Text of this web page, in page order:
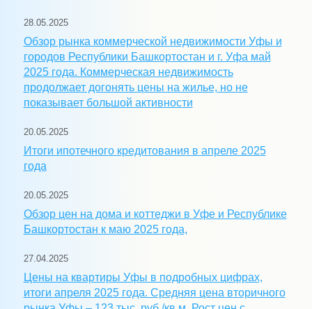
28.05.2025
Обзор рынка коммерческой недвижимости Уфы и
городов Республики Башкортостан и г. Уфа май
2025 года. Коммерческая недвижимость
продолжает догонять цены на жилье, но не
показывает большой активности
20.05.2025
Итоги ипотечного кредитования в апреле 2025
года
20.05.2025
Обзор цен на дома и коттеджи в Уфе и Республике
Башкортостан к маю 2025 года,
27.04.2025
Цены на квартиры Уфы в подробных цифрах,
итоги апреля 2025 года. Средняя цена вторичного